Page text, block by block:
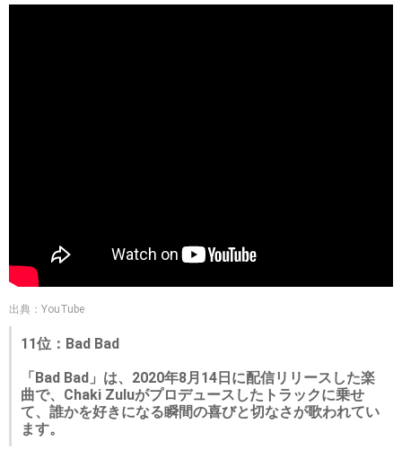
出典：YouTube
11位：Bad Bad
「Bad Bad」は、2020年8月14日に配信リリースした楽
曲で、Chaki Zuluがプロデュースしたトラックに乗せ
て、誰かを好きになる瞬間の喜びと切なさが歌われてい
ます。